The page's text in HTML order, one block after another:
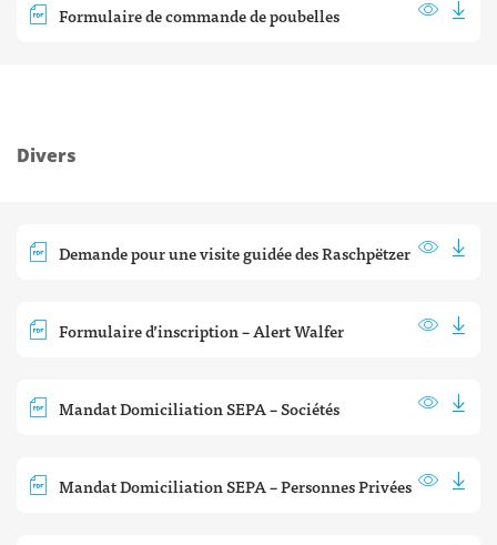
Formulaire de commande de poubelles
Divers
Demande pour une visite guidée des Raschpëtzer
Formulaire d’inscription – Alert Walfer
Mandat Domiciliation SEPA – Sociétés
Mandat Domiciliation SEPA – Personnes Privées